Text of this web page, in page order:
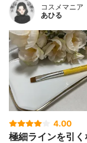
コスメマニア
あひる
4.00
極細ラインを引